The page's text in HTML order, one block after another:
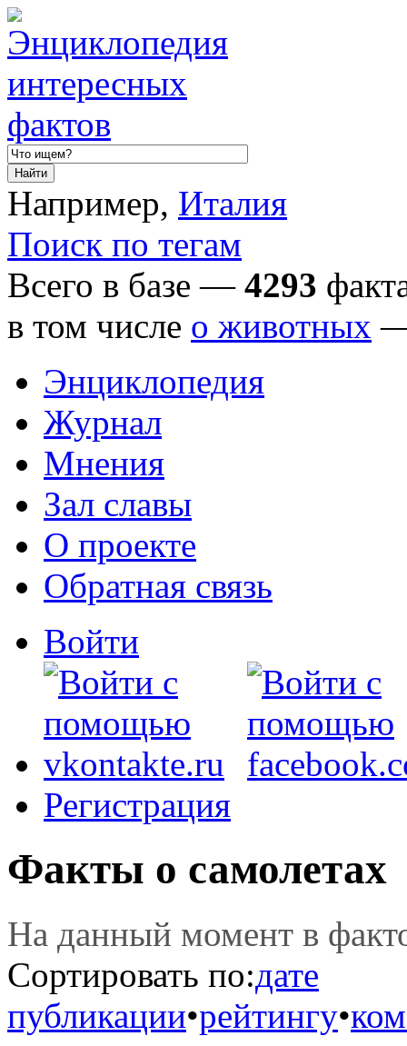
Например, Италия
Поиск по тегам
Всего в базе — 4293
в том числе о животных
Энциклопедия
Журнал
Мнения
Зал славы
О проекте
Обратная связь
Войти
Регистрация
Факты о самолетах
На данный момент в
Сортировать по:дате
публикации•рейтингу•